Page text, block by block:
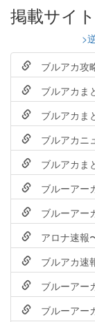
掲載サイ
>
ブルアカ攻
ブルアカま
ブルアカま
ブルアカニ
ブルアカま
ブルーアー
ブルーアー
アロナ速報
ブルアカ速
ブルーアー
ブルーアー